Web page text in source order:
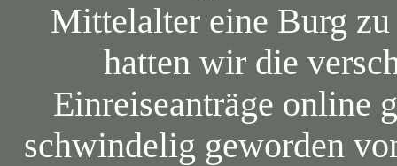
Mittelalter eine Burg
hatten wir die
Einreiseanträge online
schwindelig geworden